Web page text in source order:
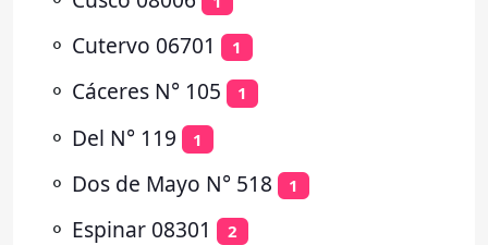
⚬ Cutervo 06701 1
⚬ Cáceres N° 105 1
⚬ Del N° 119 1
⚬ Dos de Mayo N° 518 1
⚬ Espinar 08301 2